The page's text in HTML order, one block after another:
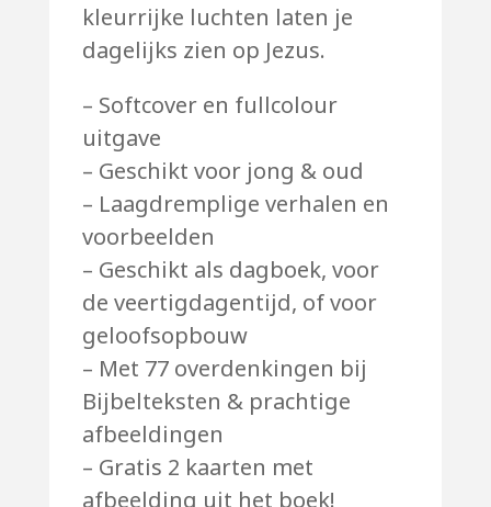
kleurrijke luchten laten je
dagelijks zien op Jezus.
– Softcover en fullcolour
uitgave
– Geschikt voor jong & oud
– Laagdremplige verhalen en
voorbeelden
– Geschikt als dagboek, voor
de veertigdagentijd, of voor
geloofsopbouw
– Met 77 overdenkingen bij
Bijbelteksten & prachtige
afbeeldingen
– Gratis 2 kaarten met
afbeelding uit het boek!